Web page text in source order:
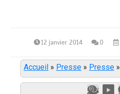
12 janvier 2014 0
Accueil » Presse » Presse »